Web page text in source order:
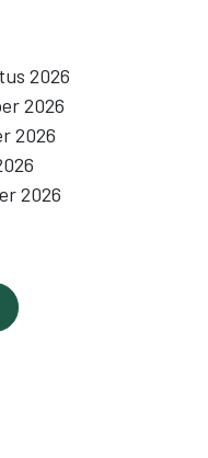
2026
2026
2026
2026